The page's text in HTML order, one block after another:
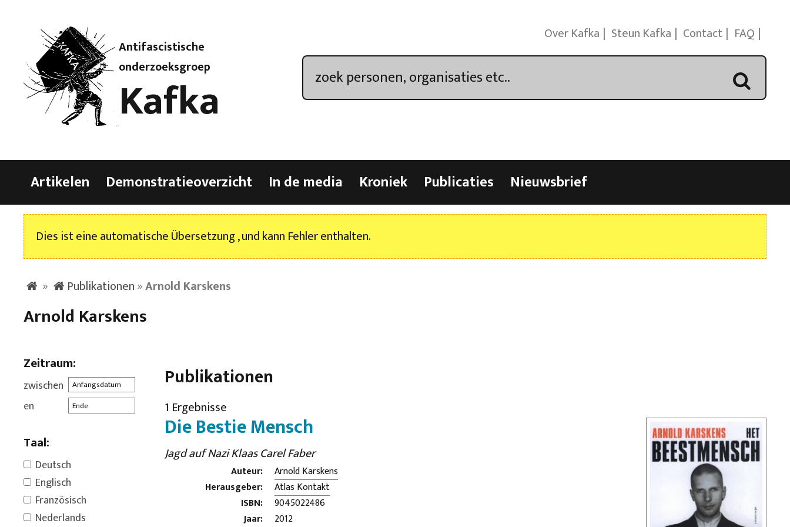
Antifascistische
onderzoeksgroep
Kafka
Over Kafka Steun Kafka Contact FAQ
Artikelen Demonstratieoverzicht In de media Kroniek Publicaties Nieuwsbrief
Dies ist eine automatische Übersetzung , und kann Fehler enthalten.
» Publikationen»Arnold Karskens
Arnold Karskens
Zeitraum:
zwischen
en
Taal:
Deutsch
Englisch
Französisch
Nederlands
Publikationen
1 Ergebnisse
Die Bestie Mensch
Jagd auf Nazi Klaas Carel Faber
Auteur:
Arnold Karskens
Herausgeber:
Atlas Kontakt
ISBN:
9045022486
Jaar:
2012